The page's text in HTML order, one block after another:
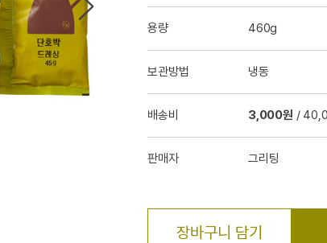
용량 460g
보관방법 냉동
배송비 3,000원 /
판매자 그리팅
장바구니 담기